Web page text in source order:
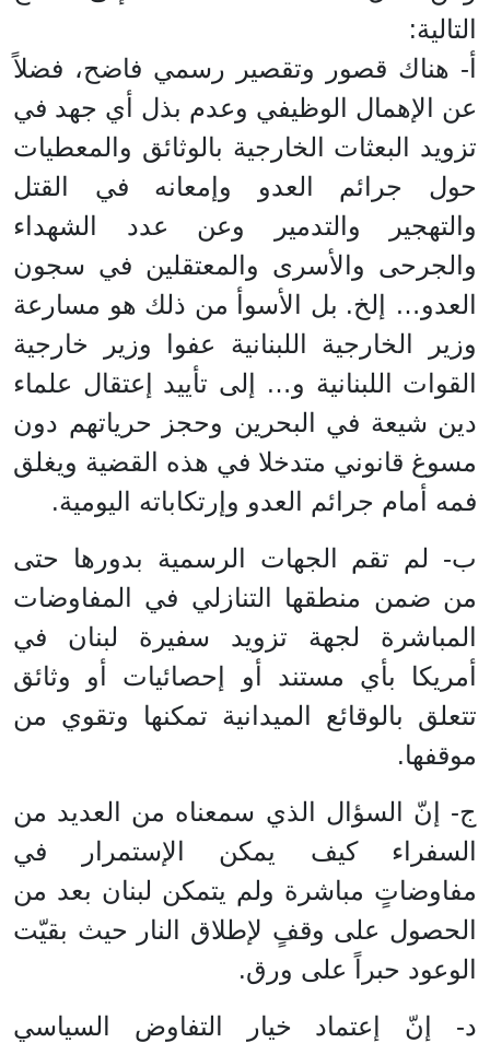
التالية:
أ‌- هناك قصور وتقصير رسمي فاضح، فضلاً
عن الإهمال الوظيفي وعدم بذل أي جهد في
تزويد البعثات الخارجية بالوثائق والمعطيات
حول جرائم العدو وإمعانه في القتل
والتهجير والتدمير وعن عدد الشهداء
والجرحى والأسرى والمعتقلين في سجون
العدو… إلخ. بل الأسوأ من ذلك هو مسارعة
وزير الخارجية اللبنانية عفوا وزير خارجية
القوات اللبنانية و… إلى تأييد إعتقال علماء
دين شيعة في البحرين وحجز حرياتهم دون
مسوغ قانوني متدخلا في هذه القضية ويغلق
فمه أمام جرائم العدو وإرتكاباته اليومية.
ب‌- لم تقم الجهات الرسمية بدورها حتى
من ضمن منطقها التنازلي في المفاوضات
المباشرة لجهة تزويد سفيرة لبنان في
أمريكا بأي مستند أو إحصائيات أو وثائق
تتعلق بالوقائع الميدانية تمكنها وتقوي من
موقفها.
ج- إنّ السؤال الذي سمعناه من العديد من
السفراء كيف يمكن الإستمرار في
مفاوضاتٍ مباشرة ولم يتمكن لبنان بعد من
الحصول على وقفٍ لإطلاق النار حيث بقيّت
الوعود حبراً على ورق.
د- إنّ إعتماد خيار التفاوض السياسي